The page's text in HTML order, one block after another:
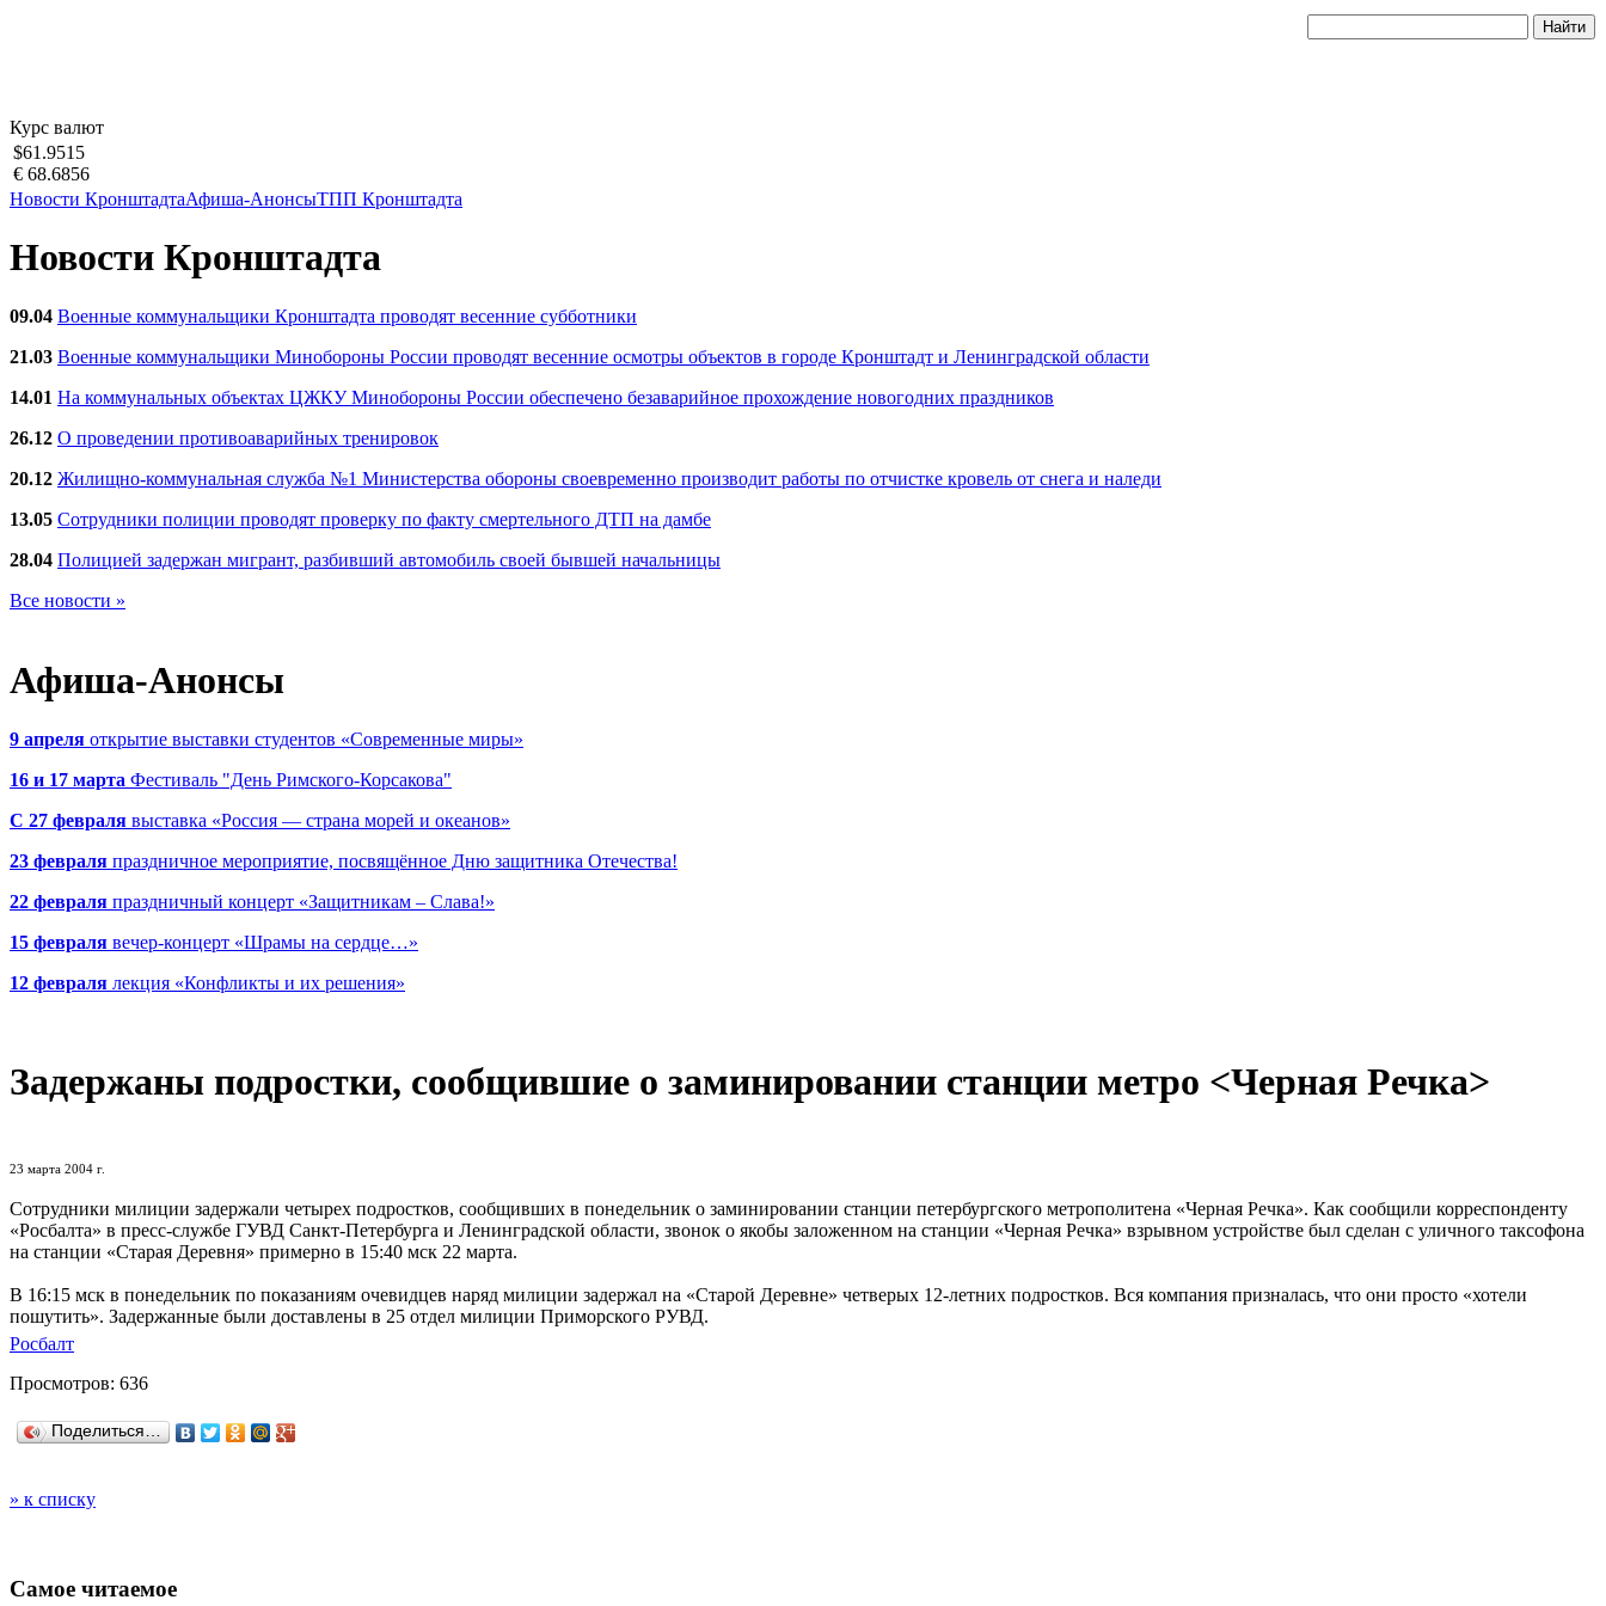
Курс валют
$61.9515
€ 68.6856
Новости КронштадтаАфиша-АнонсыТПП Кронштадта
Новости Кронштадта
09.04 Военные коммунальщики Кронштадта проводят весенние субботники
21.03 Военные коммунальщики Минобороны России проводят весенние осмотры объектов в городе Кронштадт и Ленинградской области
14.01 На коммунальных объектах ЦЖКУ Минобороны России обеспечено безаварийное прохождение новогодних праздников
26.12 О проведении противоаварийных тренировок
20.12 Жилищно-коммунальная служба №1 Министерства обороны своевременно производит работы по отчистке кровель от снега и наледи
13.05 Сотрудники полиции проводят проверку по факту смертельного ДТП на дамбе
28.04 Полицией задержан мигрант, разбивший автомобиль своей бывшей начальницы
Все новости »
Афиша-Анонсы
9 апреля открытие выставки студентов «Современные миры»
16 и 17 марта Фестиваль "День Римского-Корсакова"
С 27 февраля выставка «Россия — страна морей и океанов»
23 февраля праздничное мероприятие, посвящённое Дню защитника Отечества!
22 февраля праздничный концерт «Защитникам – Слава!»
15 февраля вечер-концерт «Шрамы на сердце…»
12 февраля лекция «Конфликты и их решения»
Задержаны подростки, сообщившие о заминировании станции метро <Черная Речка>
23 марта 2004 г.
Сотрудники милиции задержали четырех подростков, сообщивших в понедельник о заминировании станции петербургского метрополитена «Черная Речка». Как сообщили корреспонденту
«Росбалта» в пресс-службе ГУВД Санкт-Петербурга и Ленинградской области, звонок о якобы заложенном на станции «Черная Речка» взрывном устройстве был сделан с уличного таксофона
на станции «Старая Деревня» примерно в 15:40 мск 22 марта.
В 16:15 мск в понедельник по показаниям очевидцев наряд милиции задержал на «Старой Деревне» четверых 12-летних подростков. Вся компания призналась, что они просто «хотели
пошутить». Задержанные были доставлены в 25 отдел милиции Приморского РУВД.
Росбалт
Просмотров: 636
Поделиться…
» к списку
Самое читаемое